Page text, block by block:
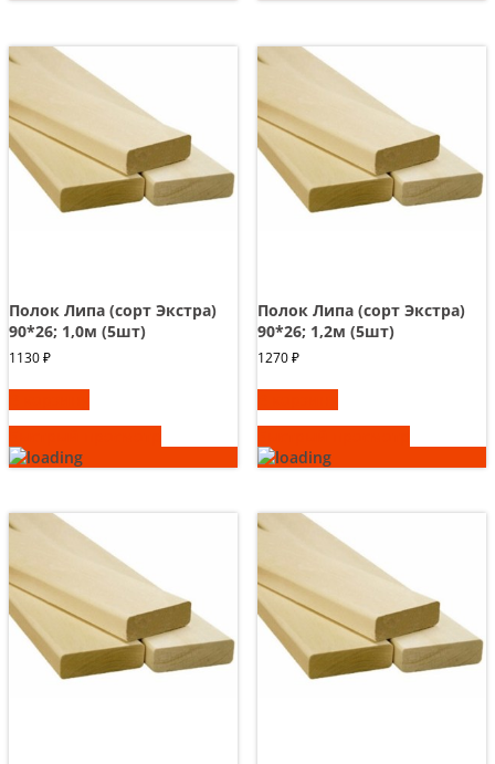
Полок Липа (сорт Экстра)
90*26; 1,0м (5шт)
1130₽
Полок Липа (сорт Экстра)
90*26; 1,2м (5шт)
1270₽